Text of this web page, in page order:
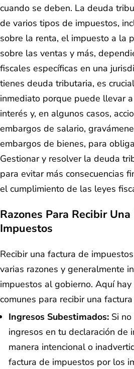
cuando se deben. La deuda
de varios tipos de impuestos,
sobre la renta, el impuesto a la
sobre las ventas y más,
fiscales específicas en una
tienes deuda tributaria, es
inmediato porque puede llevar
interés y, en algunos casos,
embargos de salario,
embargos de bienes, para
Gestionar y resolver la deuda
para evitar más consecuencias
el cumplimiento de las leyes
Razones Para Recibir
Impuestos
Recibir una factura de
varias razones y generalmente
impuestos al gobierno. Aquí
comunes para recibir una
Ingresos Subestimados: Si
ingresos en tu declaración de
manera intencional o
factura de impuestos por los